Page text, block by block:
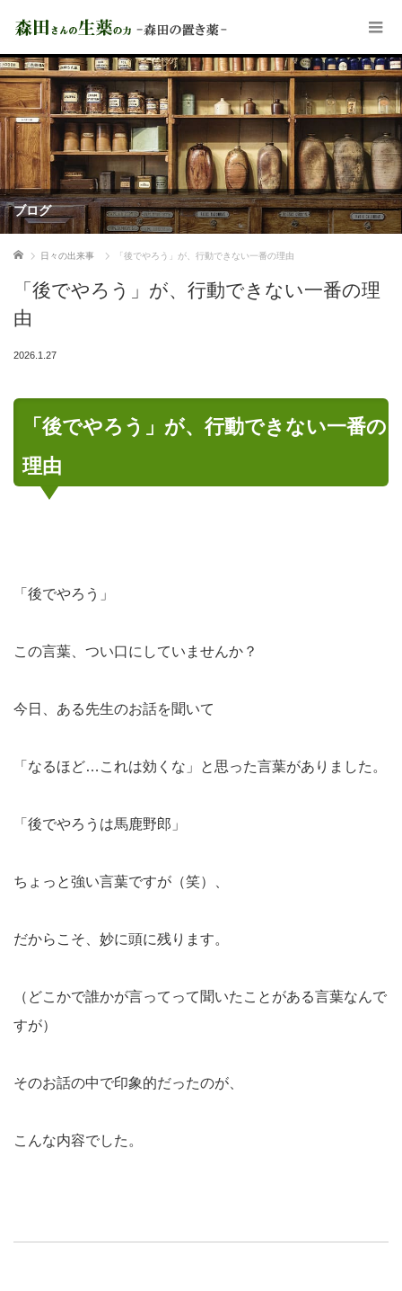
ブログ
ホーム 日々の出来事 「後でやろう」が、行動できない一番の理由
「後でやろう」が、行動できない一番の理
由
2026.1.27
「後でやろう」が、行動できない一番の
理由
「後でやろう」
この言葉、つい口にしていませんか？
今日、ある先生のお話を聞いて
「なるほど…これは効くな」と思った言葉がありました。
「後でやろうは馬鹿野郎」
ちょっと強い言葉ですが（笑）、
だからこそ、妙に頭に残ります。
（どこかで誰かが言ってって聞いたことがある言葉なんで
すが）
そのお話の中で印象的だったのが、
こんな内容でした。